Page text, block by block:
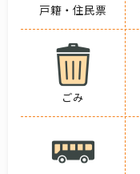
戸籍・住民票
ごみ